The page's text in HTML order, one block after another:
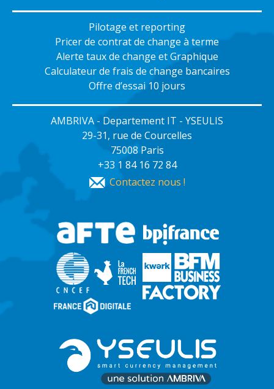
Pilotage et reporting
Pricer de contrat de change à terme
Alerte taux de change et Graphique
Calculateur de frais de change bancaires
Offre d’essai 10 jours
AMBRIVA - Departement IT - YSEULIS
29-31, rue de Courcelles
75008 Paris
+33 1 84 16 72 84
Contactez nous !